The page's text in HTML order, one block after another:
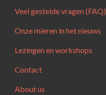
Veel gestelde vragen (FAQ)
Onze mieren in het nieuws
Lezingen en workshops
Contact
About us